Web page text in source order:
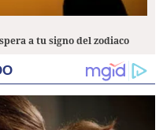
a tu signo del zodiaco